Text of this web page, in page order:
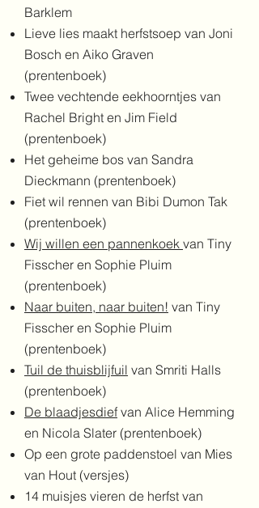
Barklem
Lieve lies maakt herfstsoep van Joni
Bosch en Aiko Graven
(prentenboek)
Twee vechtende eekhoorntjes van
Rachel Bright en Jim Field
(prentenboek)
Het geheime bos van Sandra
Dieckmann (prentenboek)
Fiet wil rennen van Bibi Dumon Tak
(prentenboek)
Wij willen een pannenkoek van Tiny
Fisscher en Sophie Pluim
(prentenboek)
Naar buiten, naar buiten! van Tiny
Fisscher en Sophie Pluim
(prentenboek)
Tuil de thuisblijfuil van Smriti Halls
(prentenboek)
De blaadjesdief van Alice Hemming
en Nicola Slater (prentenboek)​
​Op een grote paddenstoel van Mies
van Hout (versjes)
14 muisjes vieren de herfst van